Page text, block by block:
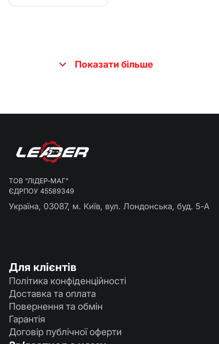
Показати більше
ТОВ "ЛІДЕР-МАГ"
ЄДРПОУ 45589349
Україна, 03087, м. Київ, вул. Лондонська, буд. 5-А
Для клієнтів
Політика конфіденційності
Доставка та оплата
Повернення та обмін
Гарантія
Договір публічної оферти